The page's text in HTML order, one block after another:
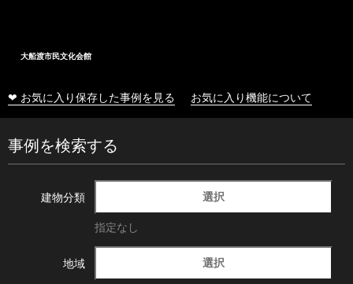
大船渡市民文化会館
❤ お気に入り保存した事例を見る お気に入り機能について
事例を検索する
建物分類 選択
指定なし
地域 選択